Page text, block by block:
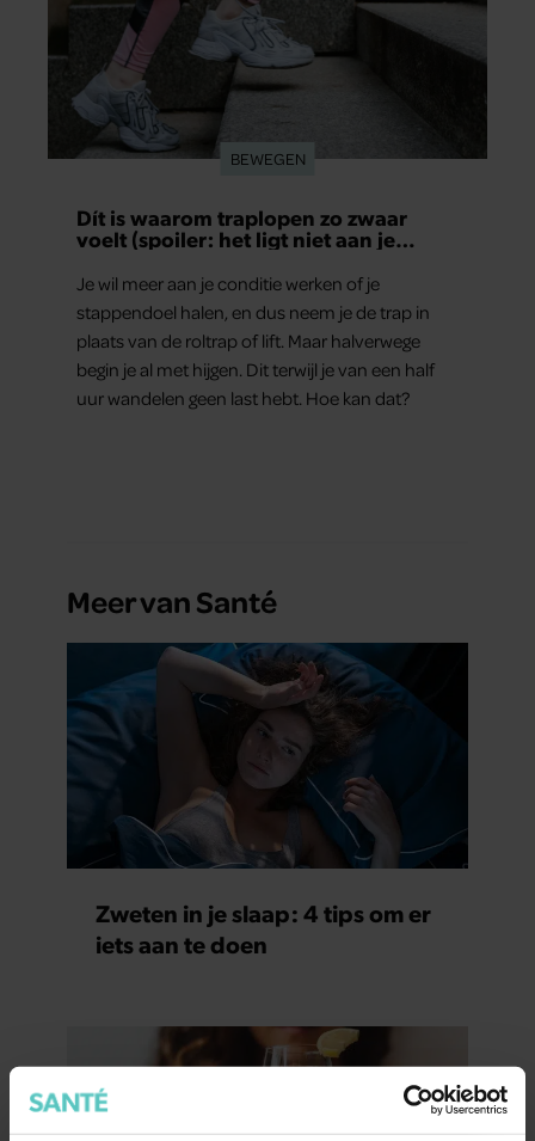
BEWEGEN
Dít is waarom traplopen zo zwaar
voelt (spoiler: het ligt niet aan je
Je wil meer aan je conditie werken of je
stappendoel halen, en dus neem je de trap in
plaats van de roltrap of lift. Maar halverwege
begin je al met hijgen. Dit terwijl je van een half
uur wandelen geen last hebt. Hoe kan dat?
Meer van Santé
Zweten in je slaap: 4 tips om er
iets aan te doen